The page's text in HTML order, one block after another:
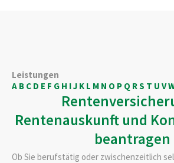
Leistungen
A B C D E F G H IJ K L M N O P Q RS T U V
Rentenauskunft und
beantragen
Ob Sie berufstätig oder zwischenzeitlich